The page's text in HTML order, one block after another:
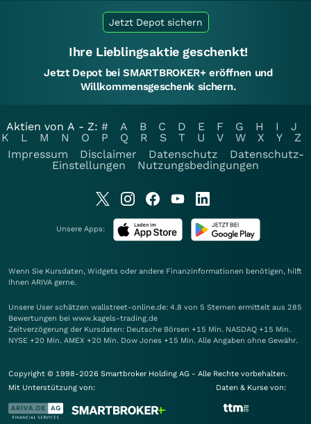
Jetzt Depot sichern
Ihre Lieblingsaktie geschenkt!
Jetzt Depot bei SMARTBROKER+ eröffnen und
Willkommensgeschenk sichern.
Aktien von A - Z: # A B C D E F G H I
J
K
L M N O P Q R S T U V W X Y
Z
Impressum
Disclaimer Datenschutz
Datenschutz-
Einstellungen
Nutzungsbedingungen
Unsere Apps:
Wenn Sie Kursdaten, Widgets oder andere Finanzinformationen benötigen, hilft
Ihnen ARIVA gerne.
Unsere User schätzen wallstreet-online.de: 4.8 von 5 Sternen ermittelt aus 285
Bewertungen bei www.kagels-trading.de
Zeitverzögerung der Kursdaten: Deutsche Börsen +15 Min. NASDAQ +15 Min.
NYSE +20 Min. AMEX +20 Min. Dow Jones +15 Min. Alle Angaben ohne Gewähr.
Copyright © 1998-2026 Smartbroker Holding AG - Alle Rechte vorbehalten.
Mit Unterstützung von:
Daten & Kurse von: